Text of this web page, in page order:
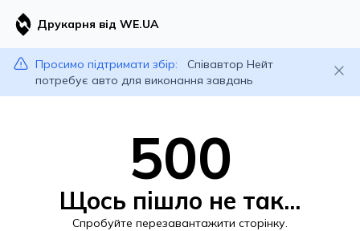
Друкарня від WE.UA
Просимо підтримати збір:
Співавтор Нейт
потребує авто для виконання завдань
500
Щось пішло не так...
Спробуйте перезавантажити сторінку.